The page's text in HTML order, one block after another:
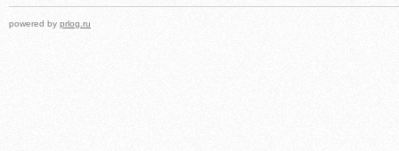
powered by prlog.ru